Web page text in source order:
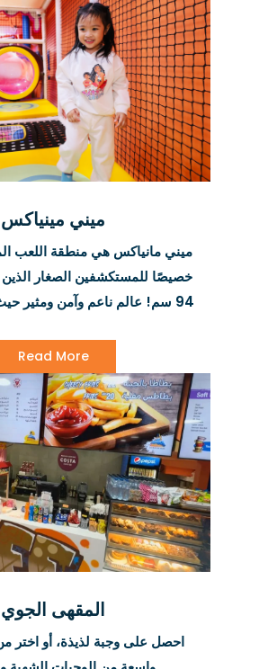
ميني مينياكس
ميني مانياكس هي منطقة اللعب
خصيصًا للمستكشفين الصغار
94 سم! عالم ناعم وآمن ومثير
الآباء والأمهات وهم يعلمون أن
يقضون أفضل أوقات
Read More
المقهى الجوي
احصل على وجبة لذيذة، أو اختر